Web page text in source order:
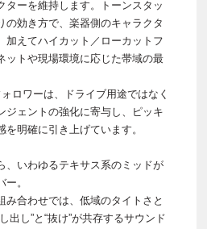
ターを維持します。トーンスタッ
の効き方で、楽器側のキャラクタ
加えてハイカット／ローカットフ
ットや現場環境に応じた帯域の最
ロワーは、ドライブ用途ではなく
ジェントの強化に寄与し、ピッキ
明確に引き上げています。
、いわゆるテキサス系のミッドが
。
み合わせでは、低域のタイトさと
出し”と“抜け”が共存するサウンド